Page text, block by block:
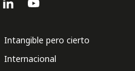
Intangible pero cierto
Internacional